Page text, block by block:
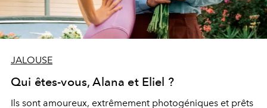
JALOUSE
Qui êtes-vous, Alana et Eliel ?
Ils sont amoureux, extrêmement photogéniques et prêts